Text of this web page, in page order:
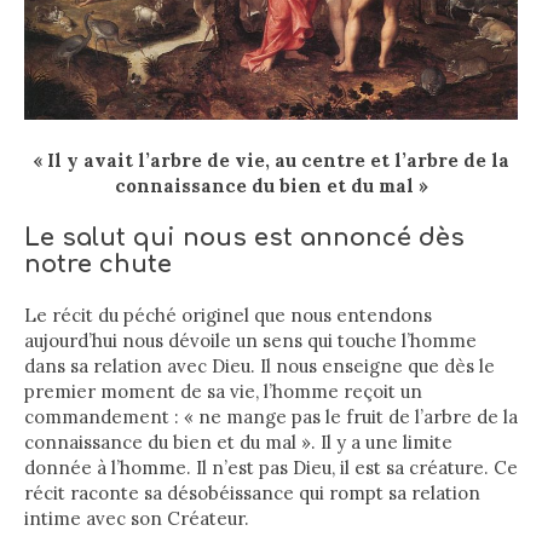
« Il y avait l’arbre de vie, au centre et l’arbre de la
connaissance du bien et du mal »
Le salut qui nous est annoncé dès
notre chute
Le récit du péché originel que nous entendons
aujourd’hui nous dévoile un sens qui touche l’homme
dans sa relation avec Dieu. Il nous enseigne que dès le
premier moment de sa vie, l’homme reçoit un
commandement : « ne mange pas le fruit de l’arbre de la
connaissance du bien et du mal ». Il y a une limite
donnée à l’homme. Il n’est pas Dieu, il est sa créature. Ce
récit raconte sa désobéissance qui rompt sa relation
intime avec son Créateur.